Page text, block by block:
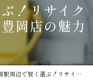
！リサイク
岡店の魅力
辺で賢く選ぶ！リサイクル買取の極意と家宝豊岡店の魅力